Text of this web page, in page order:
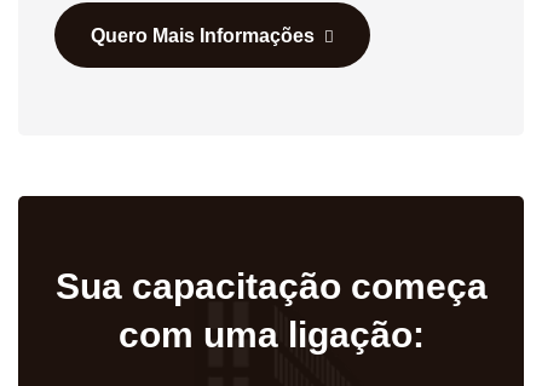
Quero Mais Informações
Sua capacitação começa
com uma ligação: